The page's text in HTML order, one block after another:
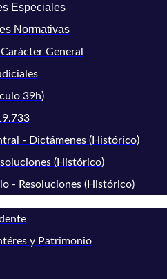
Especiales
Normativas
General
39h)
- Dictámenes (Histórico)
(Histórico)
- Resoluciones (Histórico)
y Patrimonio